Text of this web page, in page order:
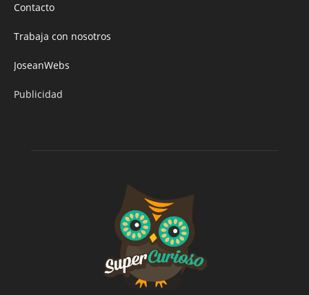
Contacto
Trabaja con nosotros
JoseanWebs
Publicidad